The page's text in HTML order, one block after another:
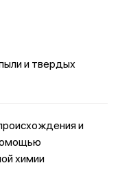
и твердых
и
химии